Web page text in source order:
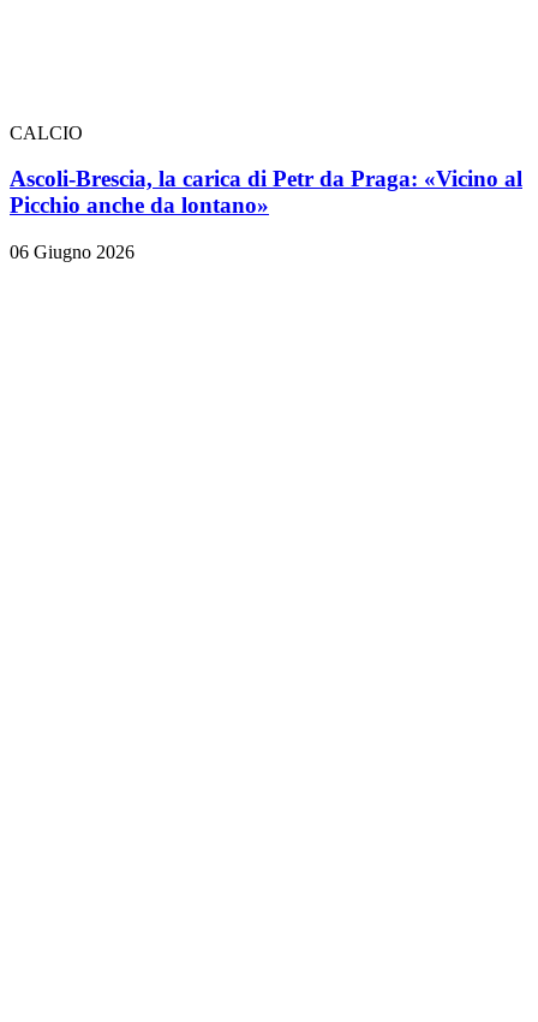
CALCIO
Ascoli-Brescia, la carica di Petr da Praga: «Vicino al
Picchio anche da lontano»
06 Giugno 2026